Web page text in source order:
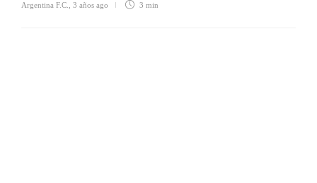
Argentina F.C. 3 años ago 3 min